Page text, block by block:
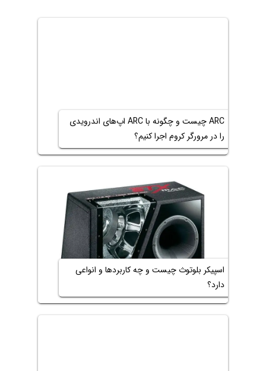
ARC چیست و چگونه با ARC اپ‌های اندرویدی
را در مرورگر کروم اجرا کنیم؟
اسپیکر بلوتوث چیست و چه کاربردها و انواعی
دارد؟